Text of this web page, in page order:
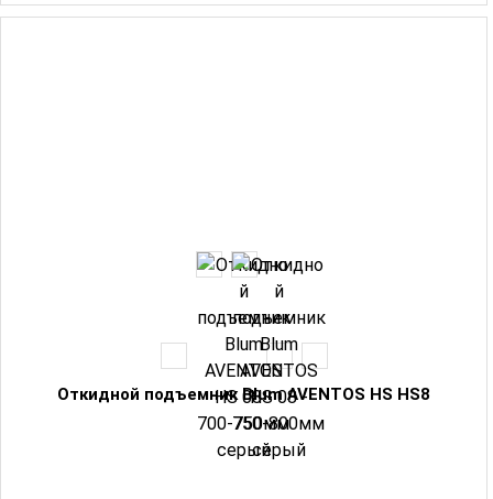
Откидной подъемник Blum AVENTOS HS HS8